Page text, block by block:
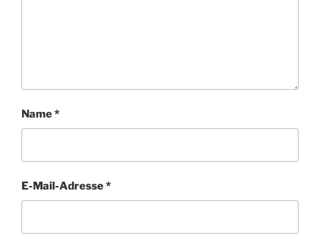
Name*
E-Mail-Adresse*